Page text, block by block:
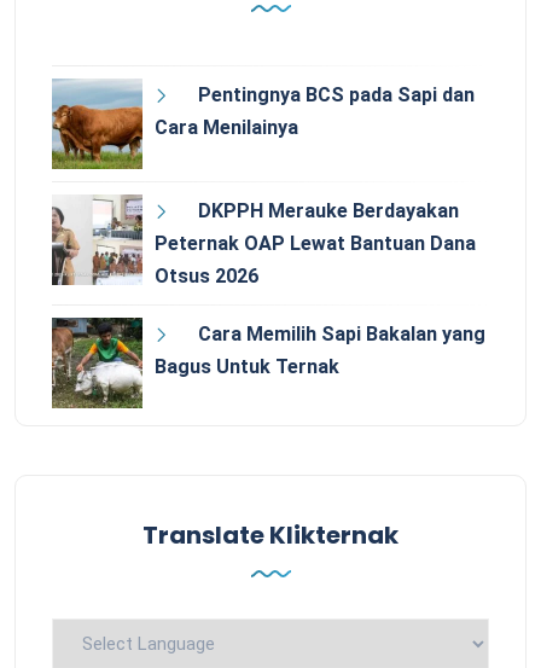
Pentingnya BCS pada Sapi dan
Cara Menilainya
DKPPH Merauke Berdayakan
Peternak OAP Lewat Bantuan Dana
Otsus 2026
Cara Memilih Sapi Bakalan yang
Bagus Untuk Ternak
Translate Klikternak